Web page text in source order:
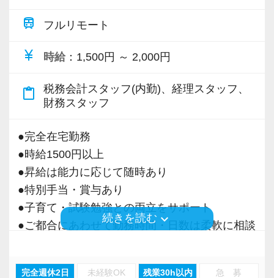
・書籍購入費／研修費は全額会社負担
・資格取得を目指す社員が多数
＜募集の背景＞
・事業拡大に伴う増員募集
・組織力強化に向けた採用
・将来の中核人材を募集
＜先輩スタッフの声＞
Q. 当事務所を選んだ理由は？
A. 幅広い業務を経験できる点に魅力を感じ、入
Q. 実際に働いてみてどうですか？
train フルリモート
currency_yen 時給 ：1,500円 ～ 2,000円
content_paste
税務会計スタッフ(内勤)、経理スタッフ、
財務スタッフ
●完全在宅勤務
●時給1500円以上
●昇給は能力に応じて随時あり
●特別手当・賞与あり
●子育て・試験勉強との両立をサポート
●ご都合にあわせて勤務時間・日数は柔軟に相談
続きを読む keyboard_arrow_down
完全週休2日 未経験OK 残業30h以内 急 募